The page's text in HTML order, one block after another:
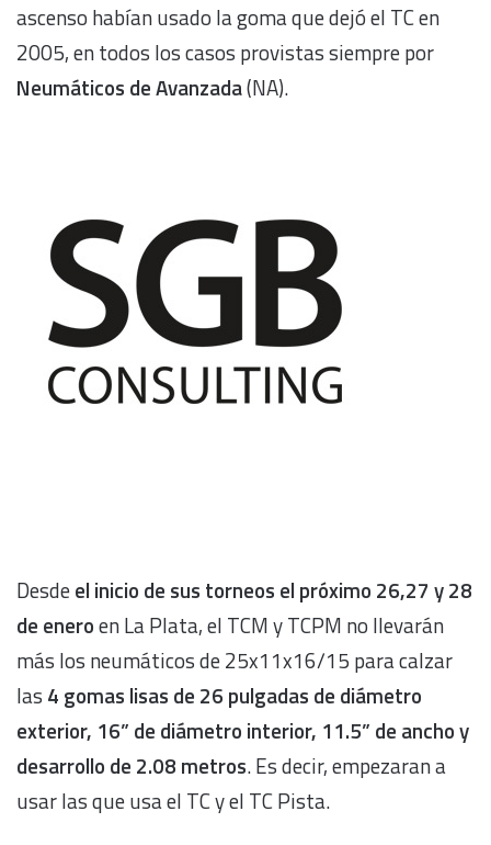
ascenso habían usado la goma que dejó el TC en
2005, en todos los casos provistas siempre por
Neumáticos de Avanzada(NA).
Desdeel inicio de sus torneos el próximo 26,27 y 28
de eneroen La Plata, el TCM y TCPM no llevarán
más los neumáticos de 25x11x16/15 para calzar
las 4 gomas lisas de 26 pulgadas de diámetro
exterior, 16” de diámetro interior, 11.5” de ancho y
desarrollo de 2.08 metros. Es decir, empezaran a
usar las que usa el TC y el TC Pista.